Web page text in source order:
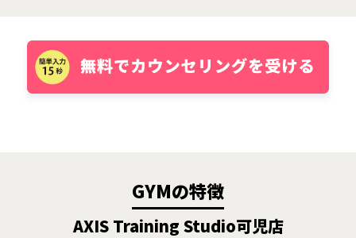
GYMの特徴
AXIS Training Studio可児店